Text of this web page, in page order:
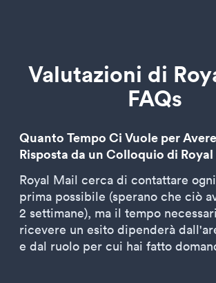
Valutazioni di
FAQs
Quanto Tempo Ci Vuole per
Risposta da un Colloquio di
Royal Mail cerca di contattare
prima possibile (sperano che ciò
2 settimane), ma il tempo
ricevere un esito dipenderà
e dal ruolo per cui hai fatto